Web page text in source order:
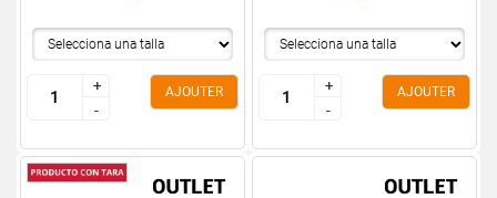
+
-
+
-
AJOUTER
+
-
+
-
AJOUTER